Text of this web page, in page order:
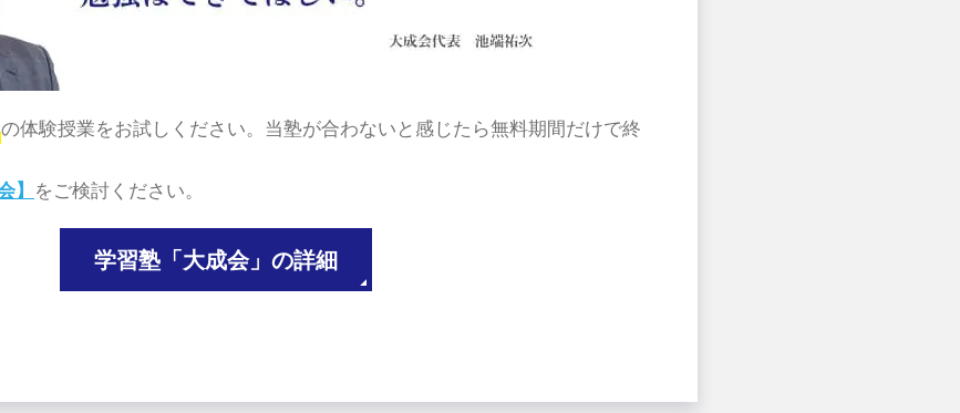
の体験授業をお試しください。当塾が合わないと感じたら無料期間だけで終
】 をご検討ください。
学習塾「大成会」の詳細